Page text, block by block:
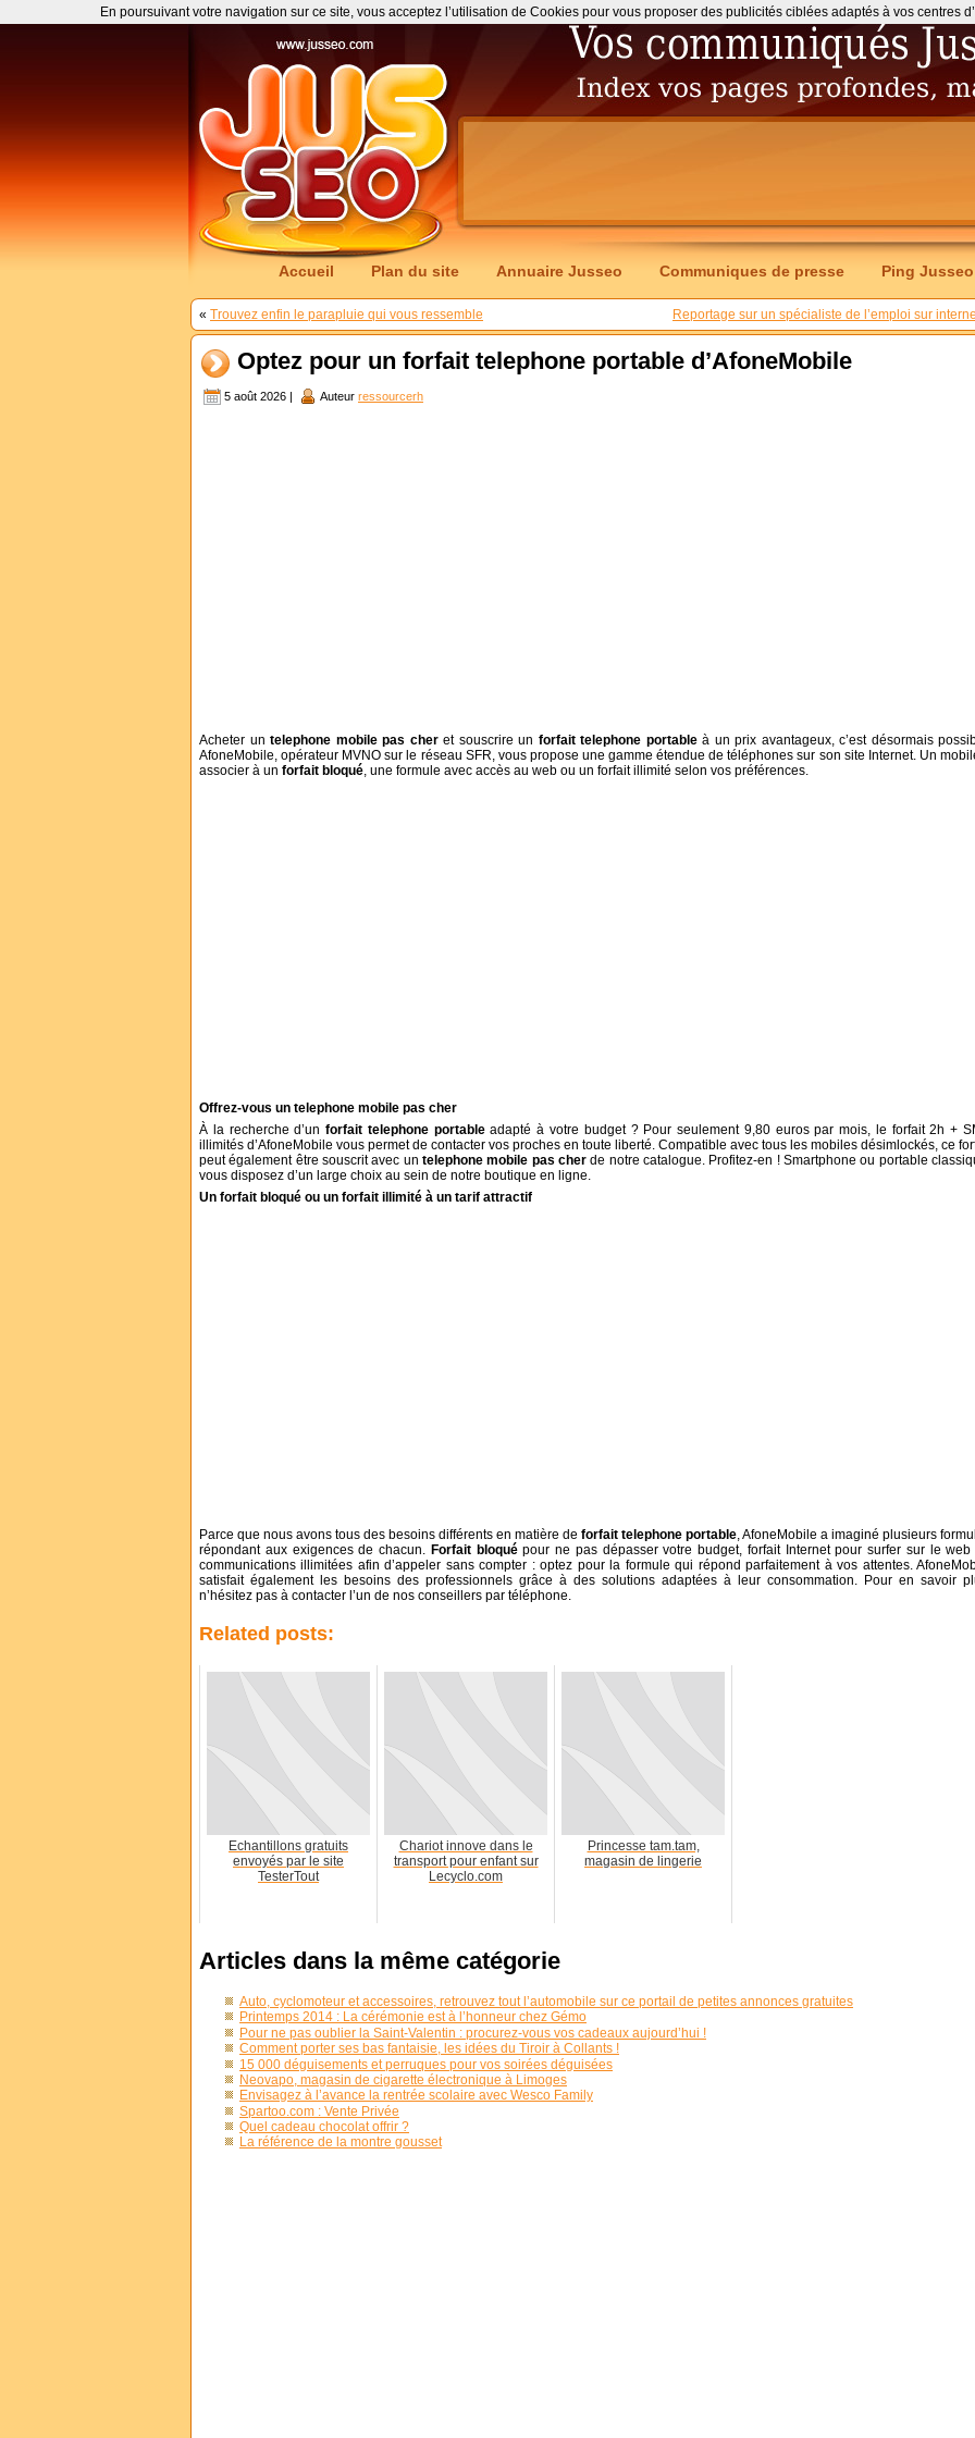
Accueil Plan du site Annuaire Jusseo Communiques de presse Ping Jusseo
« Trouvez enfin le parapluie qui vous ressemble Reportage sur un spécialiste de l’emploi sur
Optez pour un forfait telephone portable d’AfoneMobile
5 août 2026 | Auteur ressourcerh
Acheter un telephone mobile pas cheret souscrire un forfait telephone portableà un prix avantageux, c’est désormais
AfoneMobile, opérateur MVNO sur le réseau SFR, vous propose une gamme étendue de téléphones sur son site Internet. Un
associer à un forfait bloqué , une formule avec accès au web ou un forfait illimité selon vos préférences.
Offrez-vous un telephone mobile pas cher
À la recherche d’unforfait telephone portableadapté à votre budget ? Pour seulement 9,80 euros par mois, le forfait 2h +
illimités d’AfoneMobile vous permet de contacter vos proches en toute liberté. Compatible avec tous les mobiles désimlockés, ce
peut également être souscrit avec un telephone mobile pas cherde notre catalogue. Profitez-en ! Smartphone ou portable
vous disposez d’un large choix au sein de notre boutique en ligne.
Un forfait bloqué ou un forfait illimité à un tarif attractif
Parce que nous avons tous des besoins différents en matière de forfait telephone portable , AfoneMobile a imaginé plusieurs
répondant aux exigences de chacun. Forfait bloquépour ne pas dépasser votre budget, forfait Internet pour surfer sur le web
communications illimitées afin d’appeler sans compter : optez pour la formule qui répond parfaitement à vos attentes.
satisfait également les besoins des professionnels grâce à des solutions adaptées à leur consommation. Pour en savoir
n’hésitez pas à contacter l’un de nos conseillers par téléphone.
Related posts:
Echantillons gratuits
envoyés par le site
TesterTout
Chariot innove dans le
transport pour enfant sur
Lecyclo.com
Princesse tam.tam,
magasin de lingerie
Articles dans la même catégorie
Auto, cyclomoteur et accessoires, retrouvez tout l’automobile sur ce portail de petites annonces gratuites
Printemps 2014 : La cérémonie est à l’honneur chez Gémo
Pour ne pas oublier la Saint-Valentin : procurez-vous vos cadeaux aujourd’hui !
Comment porter ses bas fantaisie, les idées du Tiroir à Collants !
15 000 déguisements et perruques pour vos soirées déguisées
Neovapo, magasin de cigarette électronique à Limoges
Envisagez à l’avance la rentrée scolaire avec Wesco Family
Spartoo.com : Vente Privée
Quel cadeau chocolat offrir ?
La référence de la montre gousset
En poursuivant votre navigation sur ce site, vous acceptez l’utilisation de Cookies pour vous proposer des publicités ciblées adaptés à vos centres